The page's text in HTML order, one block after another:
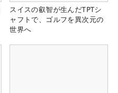
スイスの叡智が生んだTPTシ
ャフトで、ゴルフを異次元の
世界へ